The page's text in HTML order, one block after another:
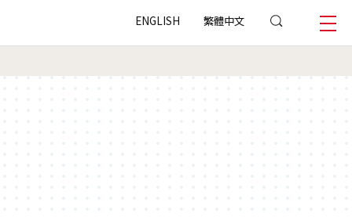
ENGLISH 繁體中文